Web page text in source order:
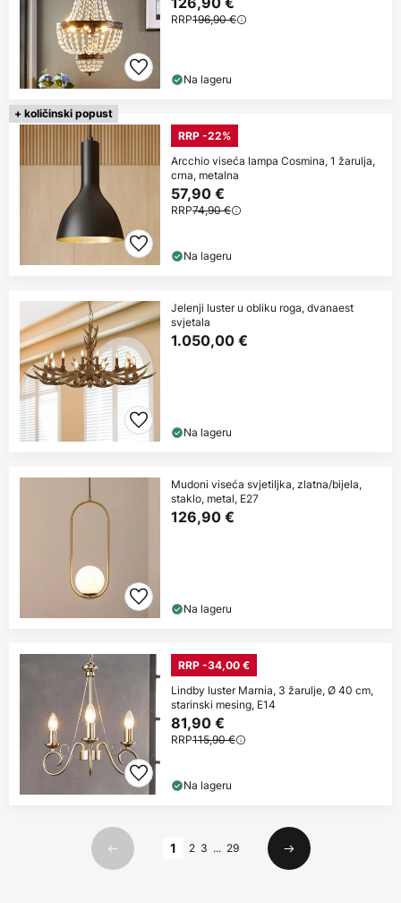
RRP196,90 €
Na lageru
+ količinski popust
RRP -22%
Arcchio viseća lampa Cosmina, 1 žarulja,
crna, metalna
57,90 €
RRP74,90 €
Na lageru
Jelenji luster u obliku roga, dvanaest
svjetala
1.050,00 €
Na lageru
Mudoni viseća svjetiljka, zlatna/bijela,
staklo, metal, E27
126,90 €
Na lageru
RRP -34,00 €
Lindby luster Marnia, 3 žarulje, Ø 40 cm,
starinski mesing, E14
81,90 €
RRP115,90 €
Na lageru
Prethodno
1 2 3 ... 29
Sljedeći